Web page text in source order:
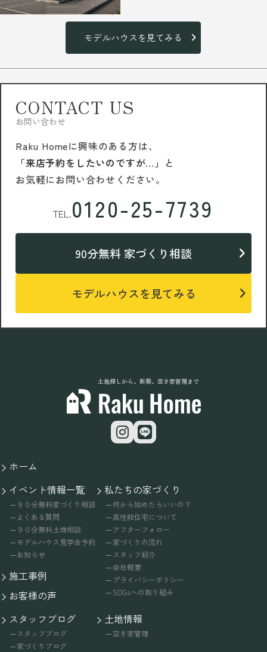
モデルハウスを見てみる
CONTACT US
お問い合わせ
Raku Homeに興味のある方は、
「来店予約をしたいのですが…」 と
お気軽にお問い合わせください。
TEL.0120-25-7739
90分無料 家づくり相談
モデルハウスを見てみる
土地探しから、新築、空き家管理まで
ホーム
イベント情報一覧
９０分無料家づくり相談
よくある質問
９０分無料土地相談
モデルハウス見学会予約
お知らせ
施工事例
お客様の声
私たちの家づくり
何から始めたらいいの？
高性能住宅について
アフターフォロー
家づくりの流れ
スタッフ紹介
会社概要
プライバシーポリシー
SDGsへの取り組み
スタッフブログ
スタッフブログ
家づくりブログ
土地情報
空き家管理